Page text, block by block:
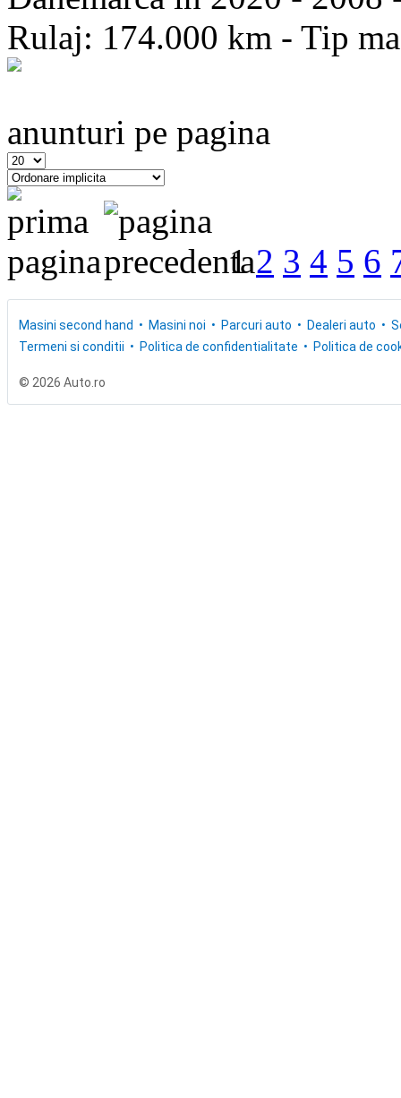
Rulaj: 174.000 km - Tip
anunturi pe pagina
1 2 3 4 5 6
Masini second hand Masini noi Parcuri auto Dealeri auto
Termeni si conditii
Politica de confidentialitate Politica de
© 2026 Auto.ro